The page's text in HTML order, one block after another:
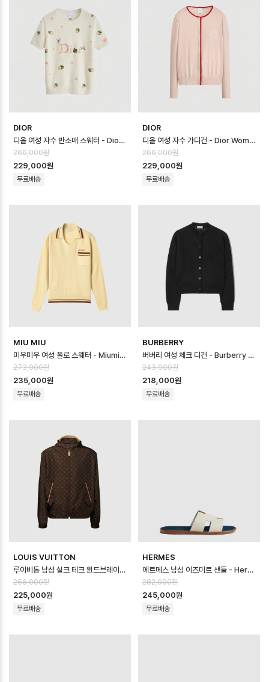
DIOR
디올 여성 자수 반소매 스웨터 - Dior Womens Embroidered Sweater…
266,000원
229,000원
무료배송
DIOR
디올 여성 자수 가디건 - Dior Womens Embroidered Cardigan - …
266,000원
229,000원
무료배송
MIU MIU
미우미우 여성 폴로 스웨터 - Miumiu Womens Polo Sweater - mic1…
273,000원
235,000원
무료배송
BURBERRY
버버리 여성 체크 디건 - Burberry Womens Checked Cardigan - …
243,000원
218,000원
무료배송
LOUIS VUITTON
루이비통 남성 실크 테크 윈드브레이커 - Louis vuitton Mens Silk Tec…
266,000원
225,000원
무료배송
HERMES
에르메스 남성 이즈미르 샌들 - Hermes Mens Lzmir Sandal - hes14…
282,000원
245,000원
무료배송